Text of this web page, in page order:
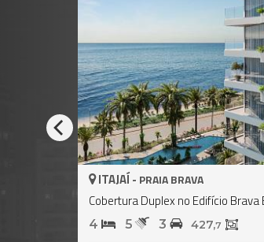
#2.329
ITAJAÍ -
4 5 4